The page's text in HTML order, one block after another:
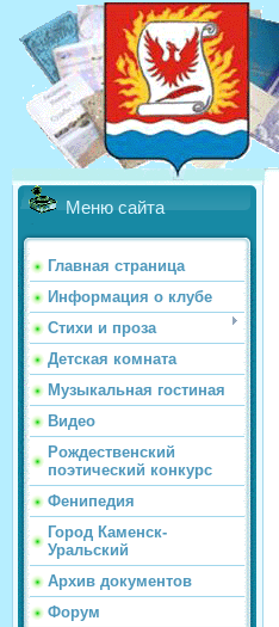
Меню сайта
Главная страница
Информация о клубе
Стихи и проза
Детская комната
Музыкальная гостиная
Видео
Рождественский
поэтический конкурс
Фенипедия
Город Каменск-
Уральский
Архив документов
Форум